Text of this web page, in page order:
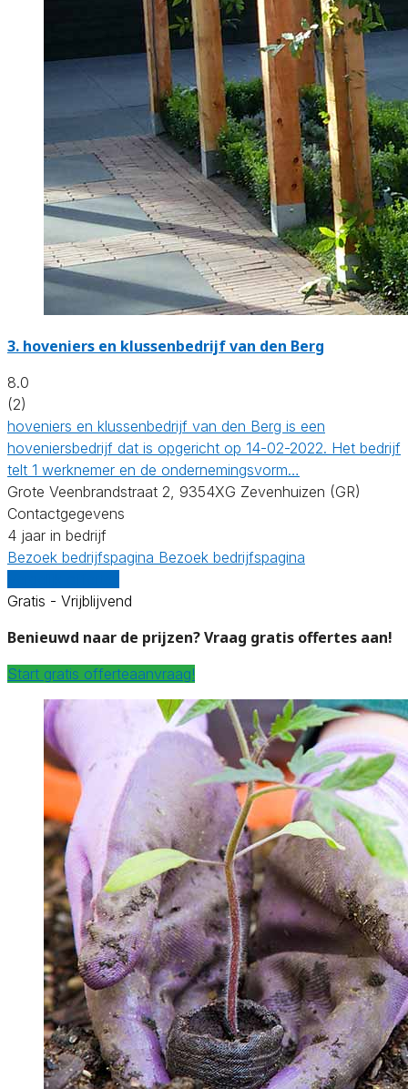
3. hoveniers en klussenbedrijf van den Berg
8.0
(2)
hoveniers en klussenbedrijf van den Berg is een
hoveniersbedrijf dat is opgericht op 14-02-2022. Het bedrijf
telt 1 werknemer en de ondernemingsvorm…
Grote Veenbrandstraat 2, 9354XG Zevenhuizen (GR)
Contactgegevens
4 jaar in bedrijf
Bezoek bedrijfspagina Bezoek bedrijfspagina
Gratis - Vrijblijvend
Benieuwd naar de prijzen? Vraag gratis offertes aan!
Start gratis offerteaanvraag!